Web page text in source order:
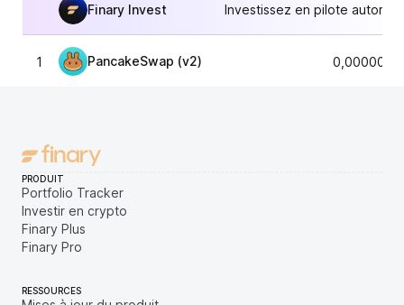
Finary Invest Investissez en pilote
1 PancakeSwap (v2)
PRODUIT
Portfolio Tracker
Investir en crypto
Finary Plus
Finary Pro
RESSOURCES